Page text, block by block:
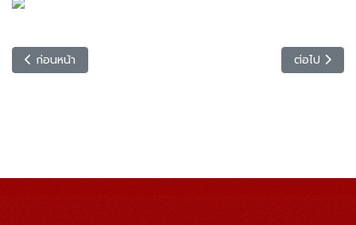
เนื้อหาก่อนหน้า: หลักสูตรติวสอบวัดระดับภาษาญี่ปุ่น JLPT
ก่อนหน้า เนื้อหาถัดไ
ต่อไป